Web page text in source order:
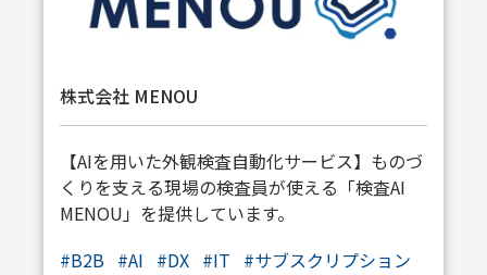
株式会社 MENOU
【AIを用いた外観検査自動化サービス】ものづ
くりを支える現場の検査員が使える「検査AI
MENOU」を提供しています。
#B2B #AI #DX #IT #サブスクリプション